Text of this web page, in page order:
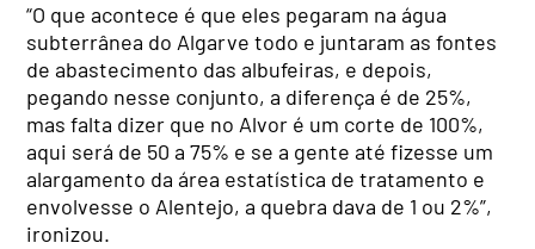
“O que acontece é que eles pegaram na água
subterrânea do Algarve todo e juntaram as fontes
de abastecimento das albufeiras, e depois,
pegando nesse conjunto, a diferença é de 25%,
mas falta dizer que no Alvor é um corte de 100%,
aqui será de 50 a 75% e se a gente até fizesse um
alargamento da área estatística de tratamento e
envolvesse o Alentejo, a quebra dava de 1 ou 2%”,
ironizou.